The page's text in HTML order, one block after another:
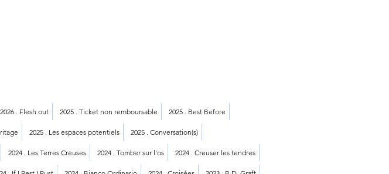
2026 . Flesh out 2025 . Ticket non remboursable 2025 . Best Before
2025 . Les espaces potentiels 2025 . Conversation(s)
2024 . Les Terres Creuses 2024 . Tomber sur l'os 2024 . Creuser les tendres